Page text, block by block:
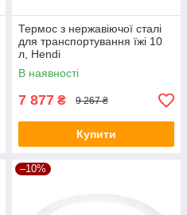
Термос з нержавіючої сталі
для транспортування їжі 10
л, Hendi
В наявності
7 877 ₴ 9 267 ₴
Купити
–10%